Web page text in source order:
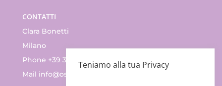
CONTATTI
Clara Bonetti
Milano
Phone +39 335.83.47.352
Mail info@ossino.it
Teniamo alla tua Privacy